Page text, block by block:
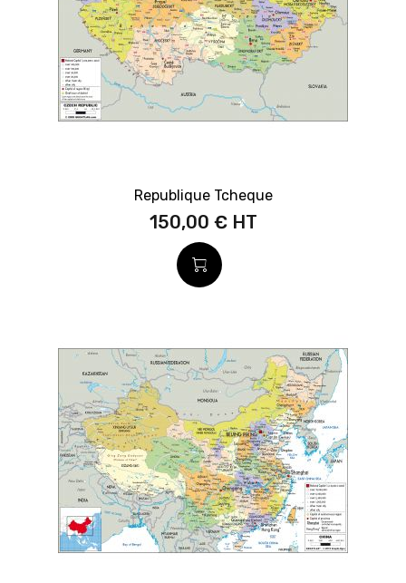
Republique Tcheque
150,00 €